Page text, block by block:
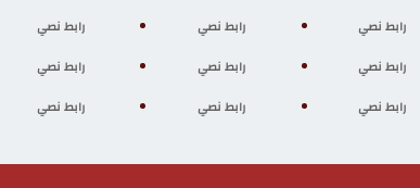
رابط نصي
رابط نصي
رابط نصي
رابط نصي
رابط نصي
رابط نصي
رابط نصي
رابط نصي
رابط نصي